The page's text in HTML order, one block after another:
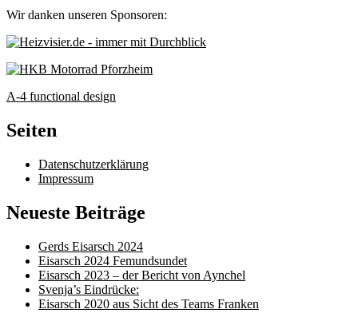
Wir danken unseren Sponsoren:
A-4 functional design
Seiten
Datenschutzerklärung
Impressum
Neueste Beiträge
Gerds Eisarsch 2024
Eisarsch 2024 Femundsundet
Eisarsch 2023 – der Bericht von Aynchel
Svenja’s Eindrücke:
Eisarsch 2020 aus Sicht des Teams Franken